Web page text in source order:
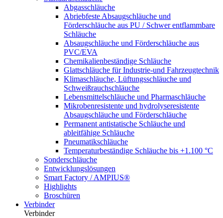
Abgasschläuche
Abriebfeste Absaugschläuche und
Förderschläuche aus PU / Schwer entflammbare
Schläuche
Absaugschläuche und Förderschläuche aus
PVC/EVA
Chemikalienbeständige Schläuche
Glattschläuche für Industrie-und Fahrzeugtechnik
Klimaschläuche, Lüftungsschläuche und
Schweißrauchschläuche
Lebensmittelschläuche und Pharmaschläuche
Mikrobenresistente und hydrolyseresistente
Absaugschläuche und Förderschläuche
Permanent antistatische Schläuche und
ableitfähige Schläuche
Pneumatikschläuche
Temperaturbeständige Schläuche bis +1.100 °C
Sonderschläuche
Entwicklungslösungen
Smart Factory / AMPIUS®
Highlights
Broschüren
Verbinder
Verbinder